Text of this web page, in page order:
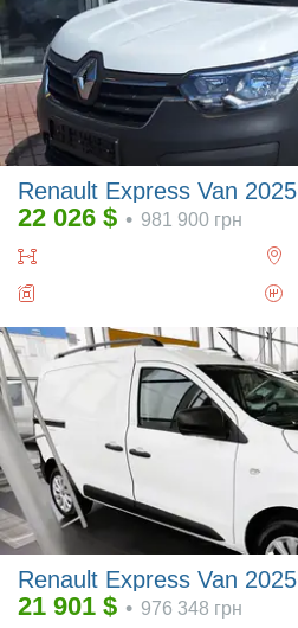
Renault Express Van 2025
22 026 $ • 981 900 грн
Renault Express Van 2025
21 901 $ • 976 348 грн